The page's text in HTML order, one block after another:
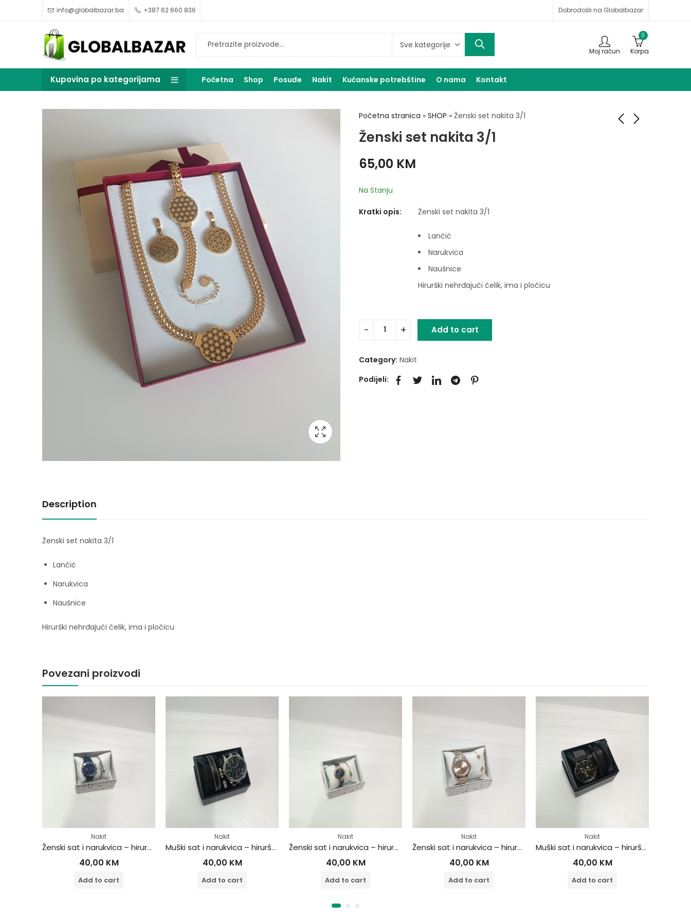
info@globalbazar.ba +387 62 660 836 Dobrodošli na Globalbazar
Moj račun
0
Korpa
Kupovina po kategorijama Početna Shop Posuđe Nakit Kućanske potrebštine O nama Kontakt
Početna stranica » SHOP » Ženski set nakita 3/1
Ženski set nakita 3/1
65,00 KM
Na Stanju
Kratki opis: Ženski set nakita 3/1
Lančić
Narukvica
Naušnice
Hirurški nehrđajući čelik, ima i pločicu
Add to cart
Category: Nakit
Podijeli:
Description
Ženski set nakita 3/1
Lančić
Narukvica
Naušnice
Hirurški nehrđajući čelik, ima i pločicu
Povezani proizvodi
Ženski sat i narukvica – hirurški čelik Muški sat i narukvica – hirurški čelik
40,00
Add to cart
Ženski sat i narukvica – hirurški čelik
40,00
Add to cart
Ženski sat i narukvica – hirurški čelik
40,00
Add to cart
Muški sat i narukvica – hirurški čelik
40,00
Add to cart
40,00
Add to cart